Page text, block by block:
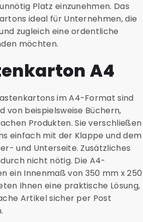
Platz einzunehmen. Das
ideal für Unternehmen, die
zugleich eine ordentliche
möchten.
A4
im A4-Format sind
von beispielsweise Büchern,
Produkten. Sie verschließen
einfach mit der Klappe und dem
und Unterseite. Zusätzliches
nicht nötig. Die A4-
ein Innenmaß von 350 mm x 250
Ihnen eine praktische Lösung,
Artikel sicher per Post